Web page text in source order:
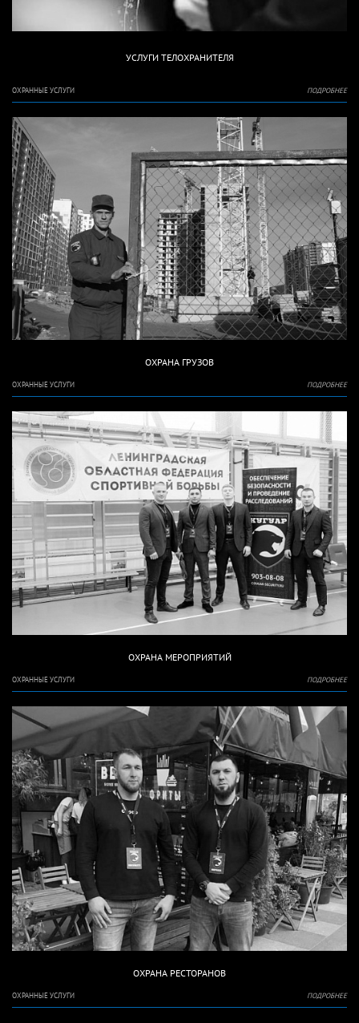
УСЛУГИ ТЕЛОХРАНИТЕЛЯ
ОХРАННЫЕ УСЛУГИ ПОДРОБНЕЕ
ОХРАНА ГРУЗОВ
ОХРАННЫЕ УСЛУГИ ПОДРОБНЕЕ
ОХРАНА МЕРОПРИЯТИЙ
ОХРАННЫЕ УСЛУГИ ПОДРОБНЕЕ
ОХРАНА РЕСТОРАНОВ
ОХРАННЫЕ УСЛУГИ ПОДРОБНЕЕ